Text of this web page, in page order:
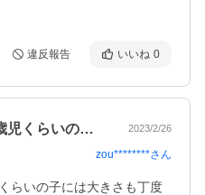
違反報告 いいね 0
丁寧に作られており、１歳児くらいの子に… 2023/2/26
zou********さん
らいの子には大きさも丁度